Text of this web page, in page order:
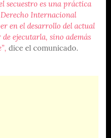
secuestro es una práctica
Internacional
en el desarrollo del actual
ejecutarla, sino además
dice el comunicado.